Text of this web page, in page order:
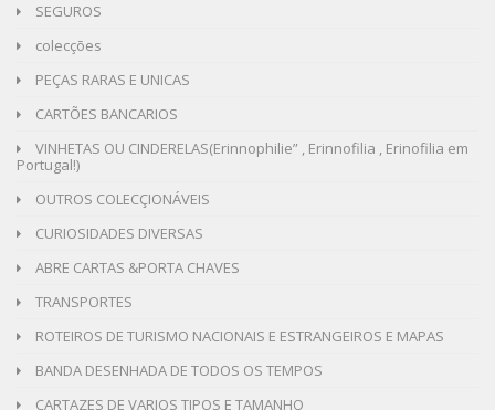
SEGUROS
colecções
PEÇAS RARAS E UNICAS
CARTÕES BANCARIOS
VINHETAS OU CINDERELAS(Erinnophilie” , Erinnofilia , Erinofilia em
Portugal!)
OUTROS COLECÇIONÁVEIS
CURIOSIDADES DIVERSAS
ABRE CARTAS &PORTA CHAVES
TRANSPORTES
ROTEIROS DE TURISMO NACIONAIS E ESTRANGEIROS E MAPAS
BANDA DESENHADA DE TODOS OS TEMPOS
CARTAZES DE VARIOS TIPOS E TAMANHO